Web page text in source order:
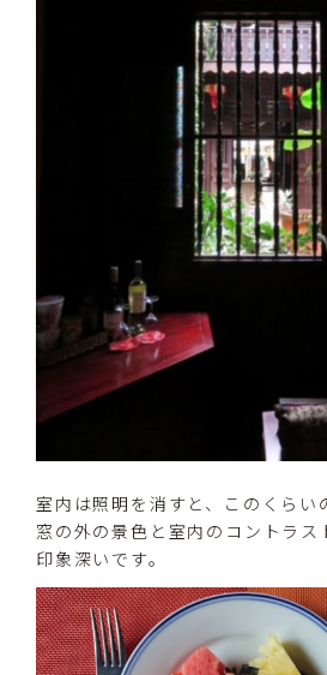
室内は照明を消すと、このくらい
窓の外の景色と室内のコントラス
印象深いです。